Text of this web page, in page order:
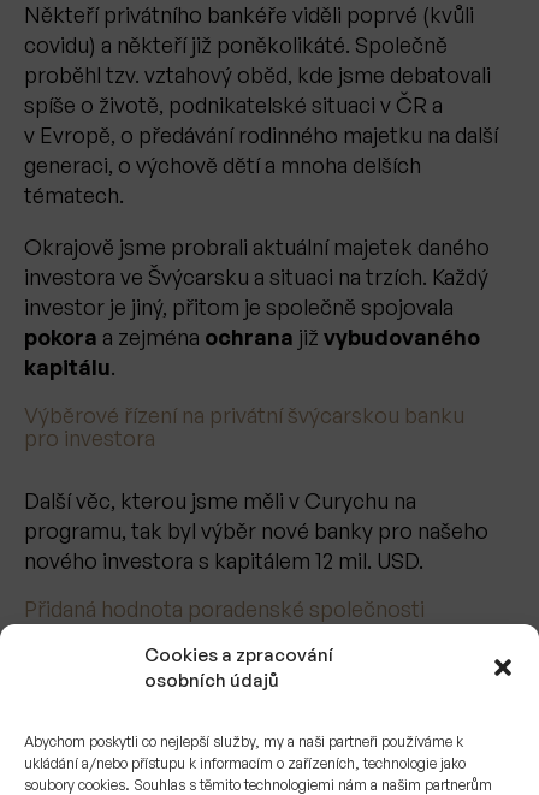
Cookies a zpracování
osobních údajů
Abychom poskytli co nejlepší služby, my a naši partneři používáme k
ukládání a/nebo přístupu k informacím o zařízeních, technologie jako
soubory cookies. Souhlas s těmito technologiemi nám a našim partnerům
Někteří privátního bankéře viděli poprvé (kvůli
covidu) a někteří již poněkolikáté. Společně
proběhl tzv. vztahový oběd, kde jsme debatovali
spíše o životě, podnikatelské situaci v ČR a
v Evropě, o předávání rodinného majetku na další
generaci, o výchově dětí a mnoha delších
tématech.
Okrajově jsme probrali aktuální majetek daného
investora ve Švýcarsku a situaci na trzích. Každý
investor je jiný, přitom je společně spojovala
pokora a zejména ochrana již vybudovaného
kapitálu.
Výběrové řízení na privátní švýcarskou banku
pro investora
Další věc, kterou jsme měli v Curychu na
programu, tak byl výběr nové banky pro našeho
nového investora s kapitálem 12 mil. USD.
Přidaná hodnota poradenské společnosti
Investor si nás najal, abychom mu vybrali tu
„Honzo, udělejte pro mě výběrové řízenína
privátní banku ve Švýcarsku.“